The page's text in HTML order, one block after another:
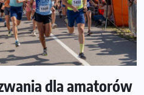
dla amatorów